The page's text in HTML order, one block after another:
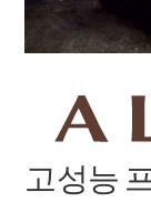
고성능